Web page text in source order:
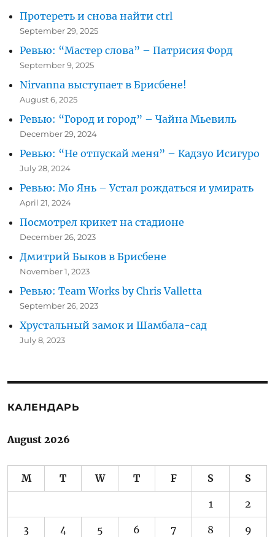
Протереть и снова найти ctrl
September 29, 2025
Ревью: “Мастер слова” – Патрисия Форд
September 9, 2025
Nirvanna выступает в Брисбене!
August 6, 2025
Ревью: “Город и город” – Чайна Мьевиль
December 29, 2024
Ревью: “Не отпускай меня” – Кадзуо Исигуро
July 28, 2024
Ревью: Мо Янь – Устал рождаться и умирать
April 21, 2024
Посмотрел крикет на стадионе
December 26, 2023
Дмитрий Быков в Брисбене
November 1, 2023
Ревью: Team Works by Chris Valletta
September 26, 2023
Хрустальный замок и Шамбала-сад
July 8, 2023
КАЛЕНДАРЬ
August 2026
M T W T F S S
1 2
3 4 5 6 7 8 9